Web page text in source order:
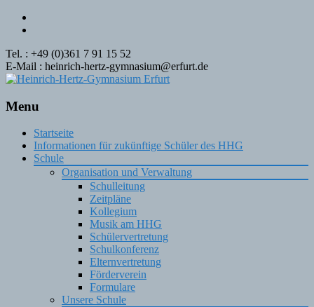
Tel. : +49 (0)361 7 91 15 52
E-Mail : heinrich-hertz-gymnasium@erfurt.de
Menu
Skip
content
Startseite
Informationen für zukünftige Schüler des HHG
Schule
Organisation und Verwaltung
Schulleitung
Zeitpläne
Kollegium
Musik am HHG
Schülervertretung
Schulkonferenz
Elternvertretung
Förderverein
Formulare
Unsere Schule